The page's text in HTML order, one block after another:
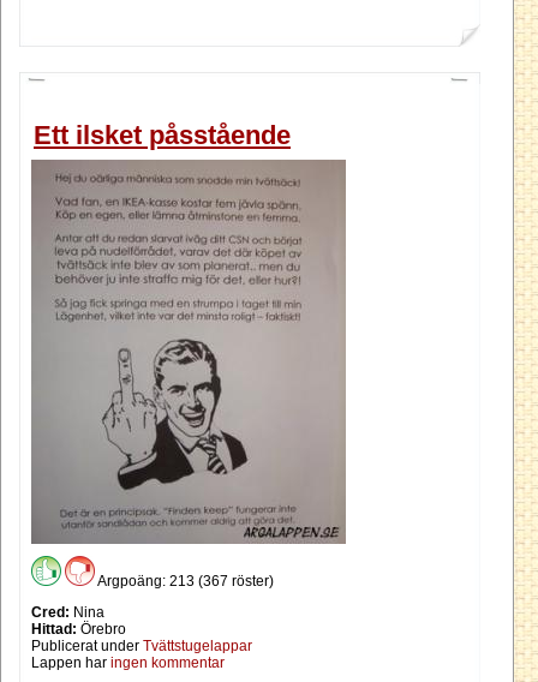
Ett ilsket påsstående
Argpoäng: 213 (367 röster)
Cred: Nina
Hittad: Örebro
Publicerat under Tvättstugelappar
Lappen har ingen kommentar